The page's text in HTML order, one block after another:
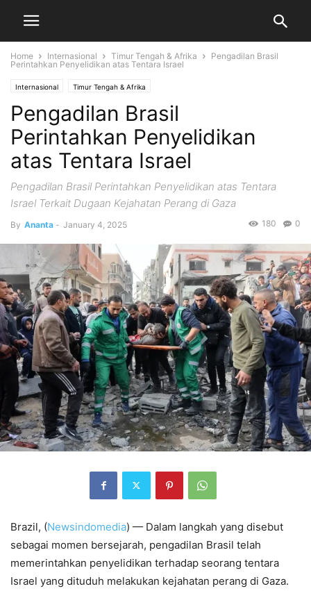
Home Internasional Timur Tengah & Afrika
Pengadilan Brasil
Perintahkan Penyelidikan atas Tentara Israel
Internasional Timur Tengah & Afrika
Pengadilan Brasil
Perintahkan Penyelidikan
atas Tentara Israel
Pengadilan Brasil Perintahkan Penyelidikan atas Tentara
Israel Terkait Dugaan Kejahatan Perang di Gaza
By Ananta - January 4, 2025 0
180
Brazil, (Newsindomedia) — Dalam langkah yang disebut
sebagai momen bersejarah, pengadilan Brasil telah
memerintahkan penyelidikan terhadap seorang tentara
Israel yang dituduh melakukan kejahatan perang di Gaza.